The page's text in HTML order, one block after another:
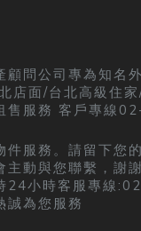
顧問公司專為知名
店面/台北高級住
售服務 客戶專線
件服務。請留下您
主動與您聯繫，謝
24小時客服專線
誠為您服務